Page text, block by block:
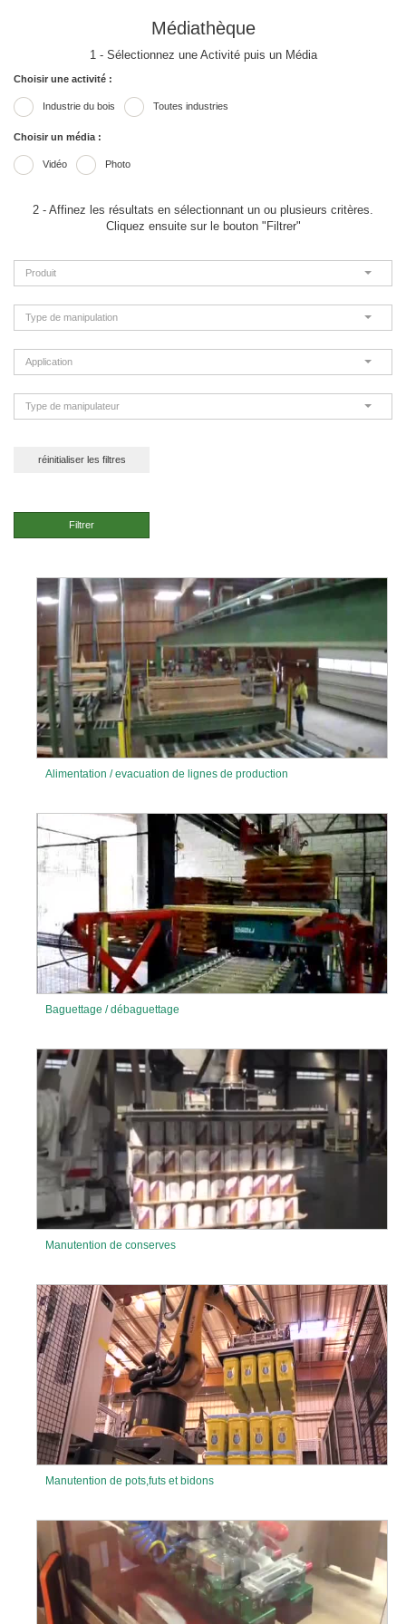
Médiathèque
1 - Sélectionnez une Activité puis un Média
Choisir une activité :
Industrie du bois Toutes industries
Choisir un média :
Vidéo Photo
2 - Affinez les résultats en sélectionnant un ou plusieurs critères.
Cliquez ensuite sur le bouton "Filtrer"
Produit
Type de manipulation
Application
Type de manipulateur
réinitialiser les filtres
Filtrer
Alimentation / evacuation de lignes de production
Baguettage / débaguettage
Manutention de conserves
Manutention de pots,futs et bidons